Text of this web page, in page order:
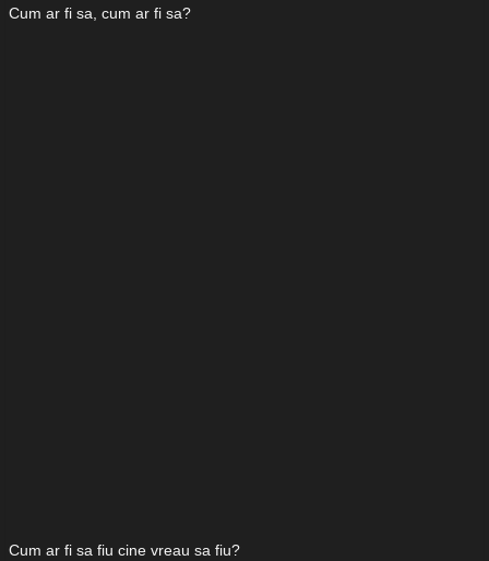
Cum ar fi sa, cum ar fi sa?
Cum ar fi sa fiu cine vreau sa fiu?